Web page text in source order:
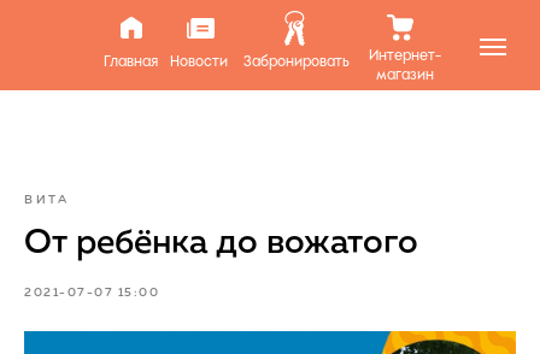
Главная Новости Забронировать
Интернет-
магазин
ВИТА
От ребёнка до вожатого
2021-07-07 15:00